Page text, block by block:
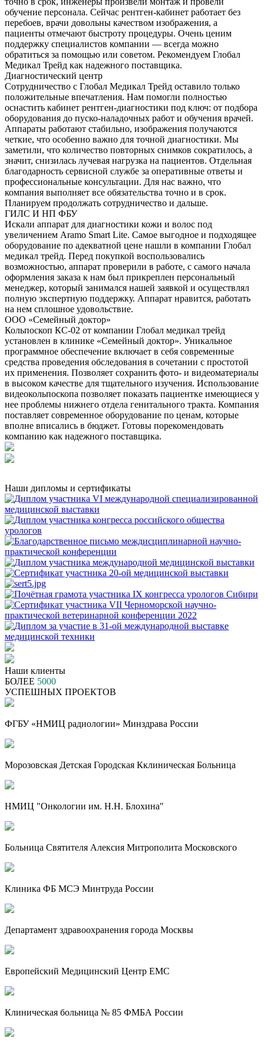
обучение персонала. Сейчас рентген-кабинет работает без
перебоев, врачи довольны качеством изображения, а
пациенты отмечают быстроту процедуры. Очень ценим
поддержку специалистов компании — всегда можно
обратиться за помощью или советом. Рекомендуем Глобал
Медикал Трейд как надежного поставщика.
Диагностический центр
Сотрудничество с Глобал Медикал Трейд оставило только
положительные впечатления. Нам помогли полностью
оснастить кабинет рентген-диагностики под ключ: от подбора
оборудования до пуско-наладочных работ и обучения врачей.
Аппараты работают стабильно, изображения получаются
четкие, что особенно важно для точной диагностики. Мы
заметили, что количество повторных снимков сократилось, а
значит, снизилась лучевая нагрузка на пациентов. Отдельная
благодарность сервисной службе за оперативные ответы и
профессиональные консультации. Для нас важно, что
компания выполняет все обязательства точно и в срок.
Планируем продолжать сотрудничество и дальше.
ГИЛС И НП ФБУ
Искали аппарат для диагностики кожи и волос под
увеличением Aramo Smart Lite. Самое выгодное и подходящее
оборудование по адекватной цене нашли в компании Глобал
медикал трейд. Перед покупкой воспользовались
возможностью, аппарат проверили в работе, с самого начала
оформления заказа к нам был прикреплен персональный
менеджер, который занимался нашей заявкой и осуществлял
полную экспертную поддержку. Аппарат нравится, работать
на нем сплошное удовольствие.
ООО «Семейный доктор»
Кольпоскоп КС-02 от компании Глобал медикал трейд
установлен в клинике «Семейный доктор». Уникальное
программное обеспечение включает в себя современные
средства проведения обследования в сочетании с простотой
их применения. Позволяет сохранить фото- и видеоматериалы
в высоком качестве для тщательного изучения. Использование
видеокольпоскопа позволяет показать пациентке имеющиеся у
нее проблемы нижнего отдела генитального тракта. Компания
поставляет современное оборудование по ценам, которые
вполне вписались в бюджет. Готовы порекомендовать
компанию как надежного поставщика.
Наши дипломы и сертификаты
Наши клиенты
БОЛЕЕ 5000
УСПЕШНЫХ ПРОЕКТОВ
ФГБУ «НМИЦ радиологии» Минздрава России
Морозовская Детская Городская Кклиническая Больница
НМИЦ "Онкологии им. Н.Н. Блохина"
Больница Святителя Алексия Митрополита Московского
Клиника ФБ МСЭ Минтруда России
Департамент здравоохранения города Москвы
Европейский Медицинский Центр EMC
Клиническая больница № 85 ФМБА России